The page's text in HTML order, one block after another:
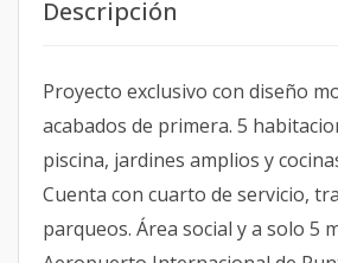
Descripción
Proyecto exclusivo con diseño
acabados de primera. 5
piscina, jardines amplios y
Cuenta con cuarto de servicio,
parqueos. Área social y a solo 5